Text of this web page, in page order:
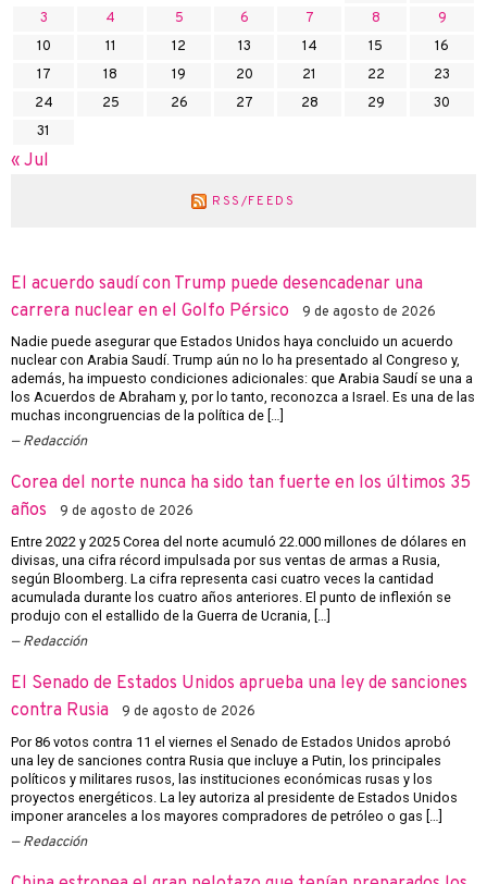
3
4 5 6 7 8
9
10
11 12 13 14 15
16
17
18 19 20 21 22
23
24
25 26 27 28 29
30
31
« Jul
RSS/FEEDS
El acuerdo saudí con Trump puede desencadenar una
carrera nuclear en el Golfo Pérsico
9 de agosto de 2026
Nadie puede asegurar que Estados Unidos haya concluido un acuerdo
nuclear con Arabia Saudí. Trump aún no lo ha presentado al Congreso y,
además, ha impuesto condiciones adicionales: que Arabia Saudí se una a
los Acuerdos de Abraham y, por lo tanto, reconozca a Israel. Es una de las
muchas incongruencias de la política de […]
Redacción
Corea del norte nunca ha sido tan fuerte en los últimos 35
años
9 de agosto de 2026
Entre 2022 y 2025 Corea del norte acumuló 22.000 millones de dólares en
divisas, una cifra récord impulsada por sus ventas de armas a Rusia,
según Bloomberg. La cifra representa casi cuatro veces la cantidad
acumulada durante los cuatro años anteriores. El punto de inflexión se
produjo con el estallido de la Guerra de Ucrania, […]
Redacción
El Senado de Estados Unidos aprueba una ley de sanciones
contra Rusia
9 de agosto de 2026
Por 86 votos contra 11 el viernes el Senado de Estados Unidos aprobó
una ley de sanciones contra Rusia que incluye a Putin, los principales
políticos y militares rusos, las instituciones económicas rusas y los
proyectos energéticos. La ley autoriza al presidente de Estados Unidos
imponer aranceles a los mayores compradores de petróleo o gas […]
Redacción